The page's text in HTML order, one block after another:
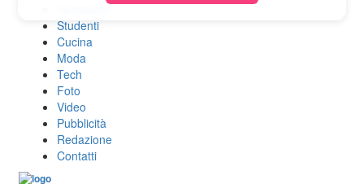
Spettacolo
Studenti
Cucina
Moda
Tech
Foto
Video
Pubblicità
Redazione
Contatti